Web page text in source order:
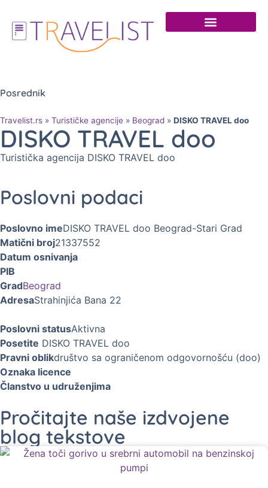
Posrednik
Travelist.rs » Turističke agencije » Beograd » DISKO TRAVEL doo
DISKO TRAVEL doo
Turistička agencija DISKO TRAVEL doo
Poslovni podaci
Poslovno imeDISKO TRAVEL doo Beograd-Stari Grad
Matični broj21337552
Datum osnivanja
PIB
GradBeograd
AdresaStrahinjića Bana 22
Poslovni statusAktivna
Posetite DISKO TRAVEL doo
Pravni oblikdruštvo sa ograničenom odgovornošću (doo)
Oznaka licence
Članstvo u udruženjima
Pročitajte naše izdvojene
blog tekstove